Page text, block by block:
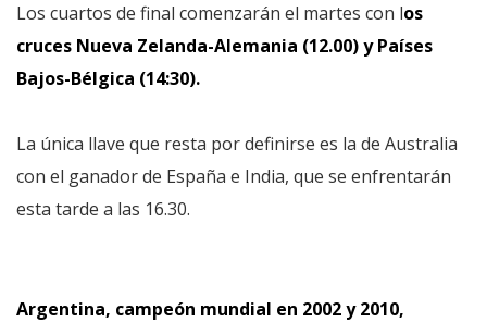
Los cuartos de final comenzarán el martes con los
cruces Nueva Zelanda-Alemania (12.00) y Países
Bajos-Bélgica (14:30).
La única llave que resta por definirse es la de Australia
con el ganador de España e India, que se enfrentarán
esta tarde a las 16.30.
Argentina, campeón mundial en 2002 y 2010,